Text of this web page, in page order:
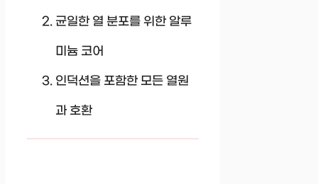
균일한 열 분포를 위한 알루
미늄 코어
인덕션을 포함한 모든 열원
과 호환